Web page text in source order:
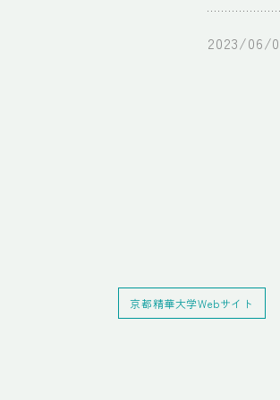
京都精華大学Webサイト